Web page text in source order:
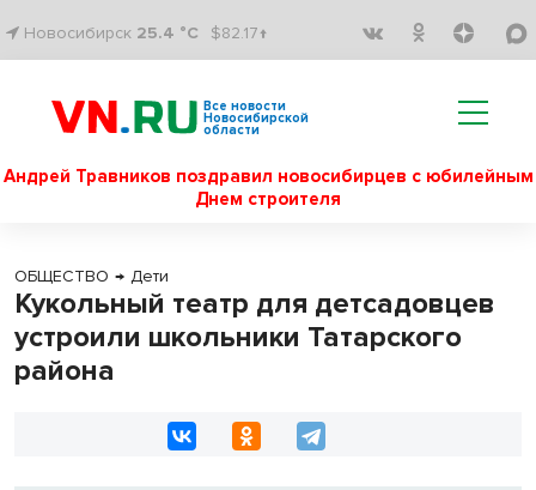
Новосибирск 25.4 °C $82.17↑
Все новости
Новосибирской
области
Андрей Травников поздравил новосибирцев с юбилейным
Днем строителя
ОБЩЕСТВО → Дети
Кукольный театр для детсадовцев
устроили школьники Татарского
района